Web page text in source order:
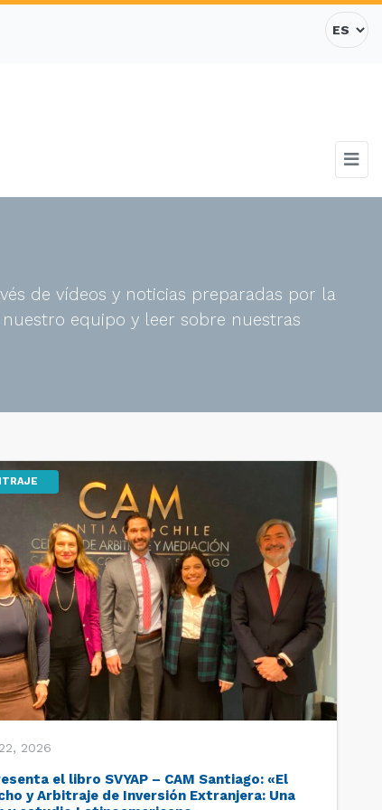
de vídeos y noticias preparadas por la
equipo y leer sobre nuestras
2026
el libro SVYAP – CAM Santiago: «El
y Arbitraje de Inversión Extranjera: Una